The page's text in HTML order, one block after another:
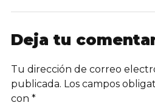
Deja tu
Tu dirección de correo
publicada. Los campos
con *